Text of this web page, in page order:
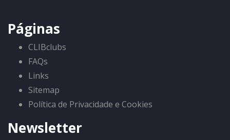
Páginas
CLIBclubs
FAQs
Links
Sitemap
Política de Privacidade e Cookies
Newsletter